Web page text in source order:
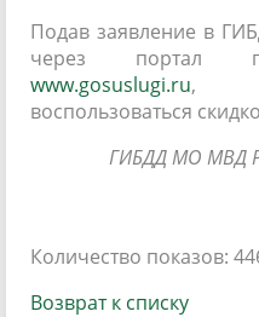
Подав заявление в
через портал
www.gosuslugi.ru,
воспользоваться
ГИБДД МО МВД
Количество показов:
Возврат к списку